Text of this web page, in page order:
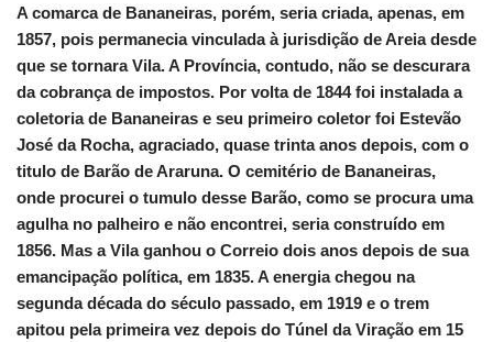
A comarca de Bananeiras, porém, seria criada, apenas, em
1857, pois permanecia vinculada à jurisdição de Areia desde
que se tornara Vila. A Província, contudo, não se descurara
da cobrança de impostos. Por volta de 1844 foi instalada a
coletoria de Bananeiras e seu primeiro coletor foi Estevão
José da Rocha, agraciado, quase trinta anos depois, com o
titulo de Barão de Araruna. O cemitério de Bananeiras,
onde procurei o tumulo desse Barão, como se procura uma
agulha no palheiro e não encontrei, seria construído em
1856. Mas a Vila ganhou o Correio dois anos depois de sua
emancipação política, em 1835. A energia chegou na
segunda década do século passado, em 1919 e o trem
apitou pela primeira vez depois do Túnel da Viração em 15